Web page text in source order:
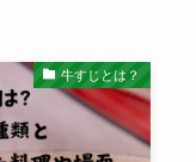
牛すじとは？